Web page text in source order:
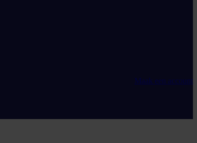
Maak een account